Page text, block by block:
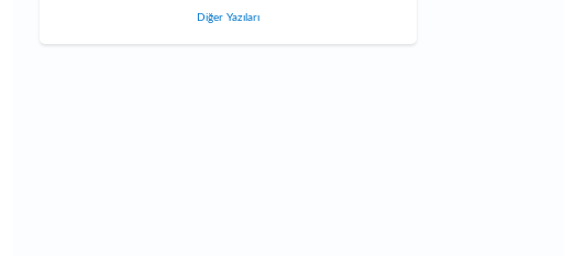
Diğer Yazıları